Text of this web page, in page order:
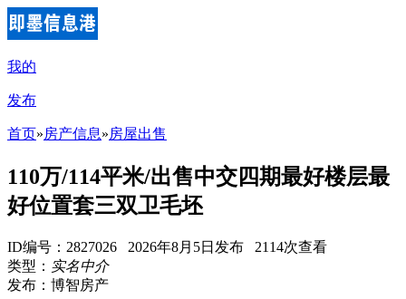
我的
发布
首页»房产信息»房屋出售
110万/114平米/出售中交四期最好楼层最
好位置套三双卫毛坯
ID编号：2827026 2026年8月5日发布 2114次查看
类型： 实名中介
发布：博智房产